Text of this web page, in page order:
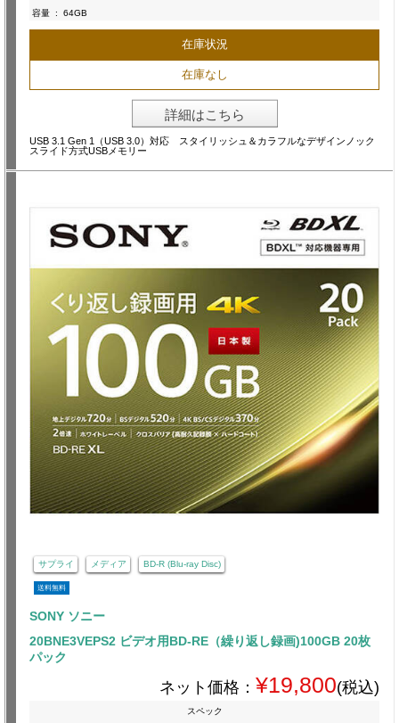
容量 : 64GB
在庫状況
在庫なし
詳細はこちら
USB 3.1 Gen 1（USB 3.0）対応 スタイリッシュ＆カラフルなデザインノック
スライド方式USBメモリー
サプライ メディア BD-R (Blu-ray Disc)
送料無料
SONY ソニー
20BNE3VEPS2 ビデオ用BD-RE（繰り返し録画)100GB 20枚
パック
ネット価格： ¥19,800(税込)
スペック